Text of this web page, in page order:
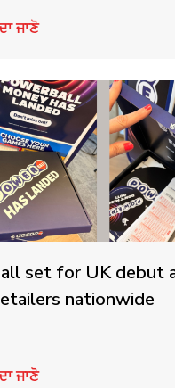
ਜਾਣੋ
set for UK debut
nationwide
ਜਾਣੋ